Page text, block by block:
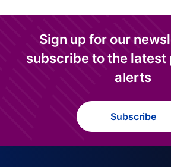
Sign up for our
subscribe to the latest
alerts
Subscribe